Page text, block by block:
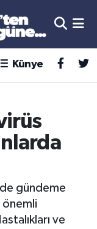
Künye
gündeme
önemli
ve